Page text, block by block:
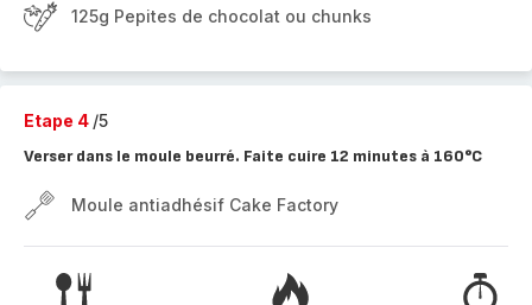
125g Pepites de chocolat ou chunks
Etape 4 /5
Verser dans le moule beurré. Faite cuire 12 minutes à 160°C
Moule antiadhésif Cake Factory